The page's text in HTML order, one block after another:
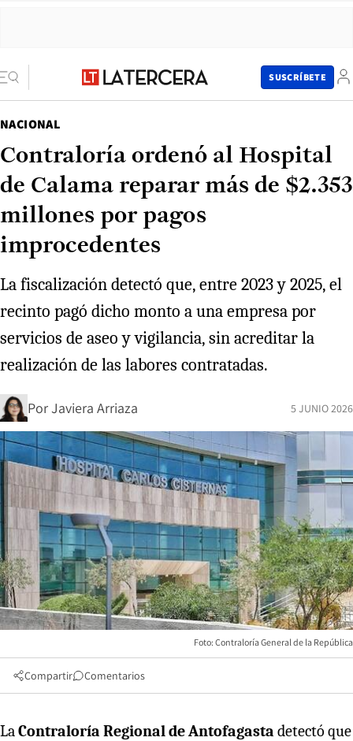
SUSCRÍBETE
NACIONAL
Contraloría ordenó al Hospital
de Calama reparar más de $2.353
millones por pagos
improcedentes
La fiscalización detectó que, entre 2023 y 2025, el
recinto pagó dicho monto a una empresa por
servicios de aseo y vigilancia, sin acreditar la
realización de las labores contratadas.
PorJaviera Arriaza 5 JUNIO 2026
Foto: Contraloría General de la República
Compartir Comentarios
LaContraloría Regional de Antofagasta detectó que